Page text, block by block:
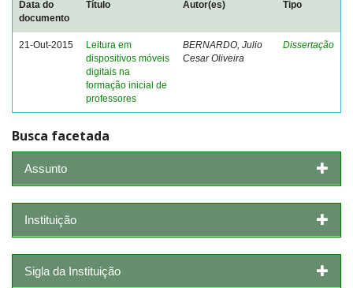
Data do
documento
Título Autor(es) Tipo
21-Out-2015
Leitura em
dispositivos móveis
digitais na
formação inicial de
professores
BERNARDO, Julio
Cesar Oliveira
Dissertação
Busca facetada
Assunto
Instituição
Sigla da Instituição